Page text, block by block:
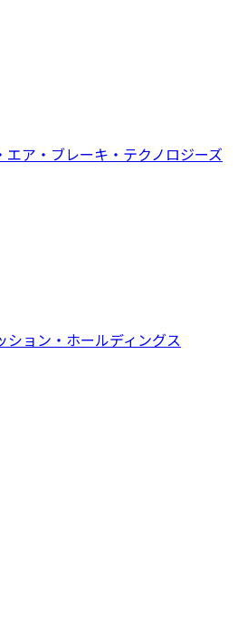
エア・ブレーキ・テクノロジーズ
ション・ホールディングス